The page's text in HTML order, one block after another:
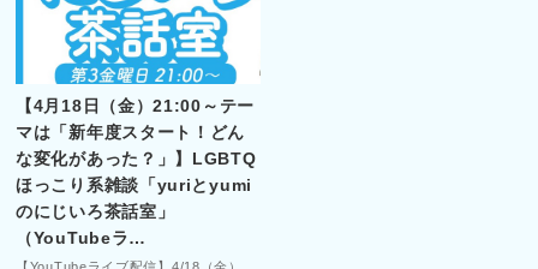
【4月18日（金）21:00～テー
マは「新年度スタート！どん
な変化があった？」】LGBTQ
ほっこり系雑談「yuriとyumi
のにじいろ茶話室」
（YouTubeラ…